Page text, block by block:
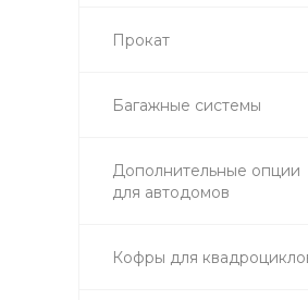
Прокат
Багажные системы
Дополнительные опции
для автодомов
Кофры для